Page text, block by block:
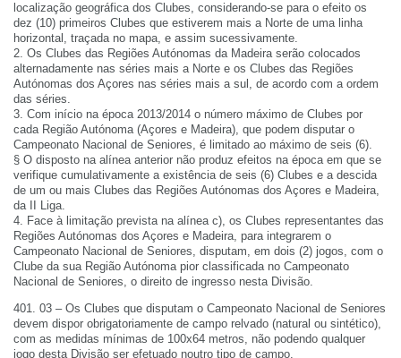
localização geográfica dos Clubes, considerando-se para o efeito os
dez (10) primeiros Clubes que estiverem mais a Norte de uma linha
horizontal, traçada no mapa, e assim sucessivamente.
2. Os Clubes das Regiões Autónomas da Madeira serão colocados
alternadamente nas séries mais a Norte e os Clubes das Regiões
Autónomas dos Açores nas séries mais a sul, de acordo com a ordem
das séries.
3. Com início na época 2013/2014 o número máximo de Clubes por
cada Região Autónoma (Açores e Madeira), que podem disputar o
Campeonato Nacional de Seniores, é limitado ao máximo de seis (6).
§ O disposto na alínea anterior não produz efeitos na época em que se
verifique cumulativamente a existência de seis (6) Clubes e a descida
de um ou mais Clubes das Regiões Autónomas dos Açores e Madeira,
da II Liga.
4. Face à limitação prevista na alínea c), os Clubes representantes das
Regiões Autónomas dos Açores e Madeira, para integrarem o
Campeonato Nacional de Seniores, disputam, em dois (2) jogos, com o
Clube da sua Região Autónoma pior classificada no Campeonato
Nacional de Seniores, o direito de ingresso nesta Divisão.
401. 03 – Os Clubes que disputam o Campeonato Nacional de Seniores
devem dispor obrigatoriamente de campo relvado (natural ou sintético),
com as medidas mínimas de 100x64 metros, não podendo qualquer
jogo desta Divisão ser efetuado noutro tipo de campo.